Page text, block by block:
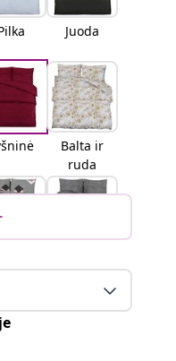
Juoda
Balta ir
ruda